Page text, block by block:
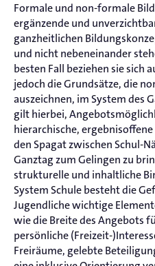
Formale und non-formale
ergänzende und
ganzheitlichen
und nicht nebeneinander
besten Fall beziehen sie sich
jedoch die Grundsätze, die
auszeichnen, im System des
gilt hierbei,
hierarchische,
den Spagat zwischen Schul-
Ganztag zum Gelingen zu
strukturelle und inhaltliche
System Schule besteht die
Jugendliche wichtige
wie die Breite des Angebots
persönliche (Freizeit-
Freiräume, gelebte